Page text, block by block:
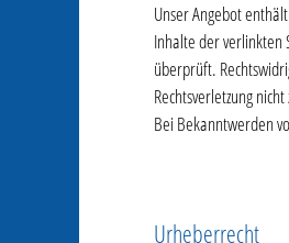
Unser Angebot
Inhalte der verlinkten
überprüft.
Rechtsverletzung
Bei Bekanntwerden
Urheberrecht